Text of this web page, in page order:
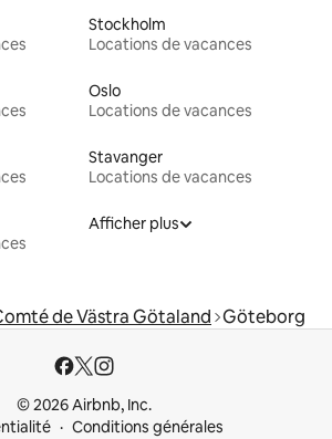
Stockholm
Locations de vacances
Oslo
Locations de vacances
Stavanger
Locations de vacances
Afficher plus
de Västra Götaland Göteborg
© 2026 Airbnb, Inc.
Conditions générales